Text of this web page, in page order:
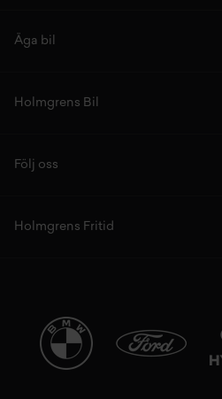
Äga bil
Holmgrens Bil
Följ oss
Holmgrens Fritid